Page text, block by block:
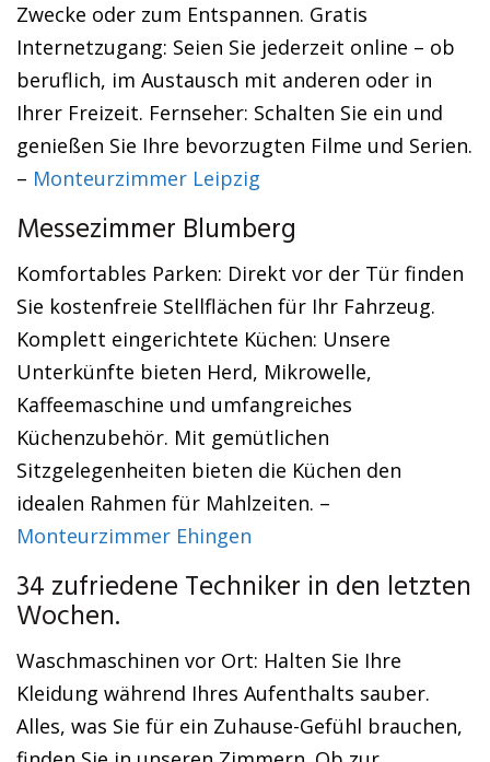
Zwecke oder zum Entspannen. Gratis
Internetzugang: Seien Sie jederzeit online – ob
beruflich, im Austausch mit anderen oder in
Ihrer Freizeit. Fernseher: Schalten Sie ein und
genießen Sie Ihre bevorzugten Filme und Serien.
– Monteurzimmer Leipzig
Messezimmer Blumberg
Komfortables Parken: Direkt vor der Tür finden
Sie kostenfreie Stellflächen für Ihr Fahrzeug.
Komplett eingerichtete Küchen: Unsere
Unterkünfte bieten Herd, Mikrowelle,
Kaffeemaschine und umfangreiches
Küchenzubehör. Mit gemütlichen
Sitzgelegenheiten bieten die Küchen den
idealen Rahmen für Mahlzeiten. –
Monteurzimmer Ehingen
34 zufriedene Techniker in den letzten
Wochen.
Waschmaschinen vor Ort: Halten Sie Ihre
Kleidung während Ihres Aufenthalts sauber.
Alles, was Sie für ein Zuhause-Gefühl brauchen,